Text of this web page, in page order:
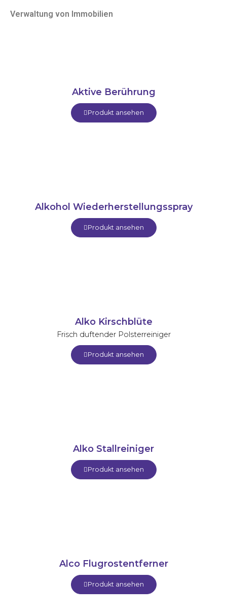
Verwaltung von Immobilien
Aktive Berührung
Produkt ansehen
Alkohol Wiederherstellungsspray
Produkt ansehen
Alko Kirschblüte
Frisch duftender Polsterreiniger
Produkt ansehen
Alko Stallreiniger
Produkt ansehen
Alco Flugrostentferner
Produkt ansehen